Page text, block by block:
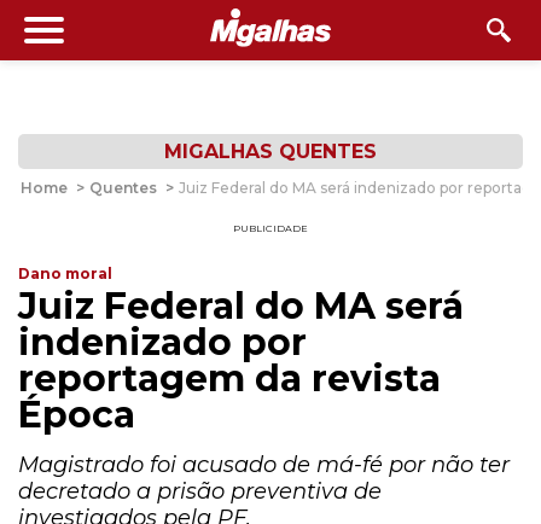
MIGALHAS QUENTES
Home > Quentes > Juiz Federal do MA será indenizado por
PUBLICIDADE
Dano moral
Juiz Federal do MA será
indenizado por
reportagem da revista
Época
Magistrado foi acusado de má-fé por não ter
decretado a prisão preventiva de
investigados pela PF.